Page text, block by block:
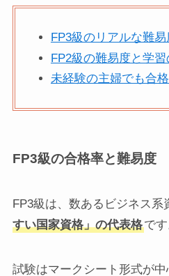
FP3級のリアルな難
FP2級の難易度と学習
未経験の主婦でも合
FP3級の合格率と難易度
FP3級は、数あるビジネス系
すい国家資格」の代表格です
試験はマークシート形式が